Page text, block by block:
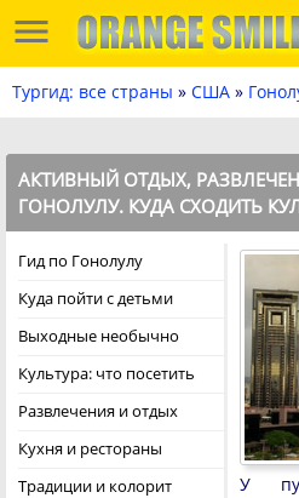
Тургид: все страны » США »
АКТИВНЫЙ ОТДЫХ,
ГОНОЛУЛУ. КУДА СХОДИТЬ
Гид по Гонолулу
Куда пойти с детьми
Выходные необычно
Культура: что посетить
Развлечения и отдых
Кухня и рестораны
Традиции и колорит
У